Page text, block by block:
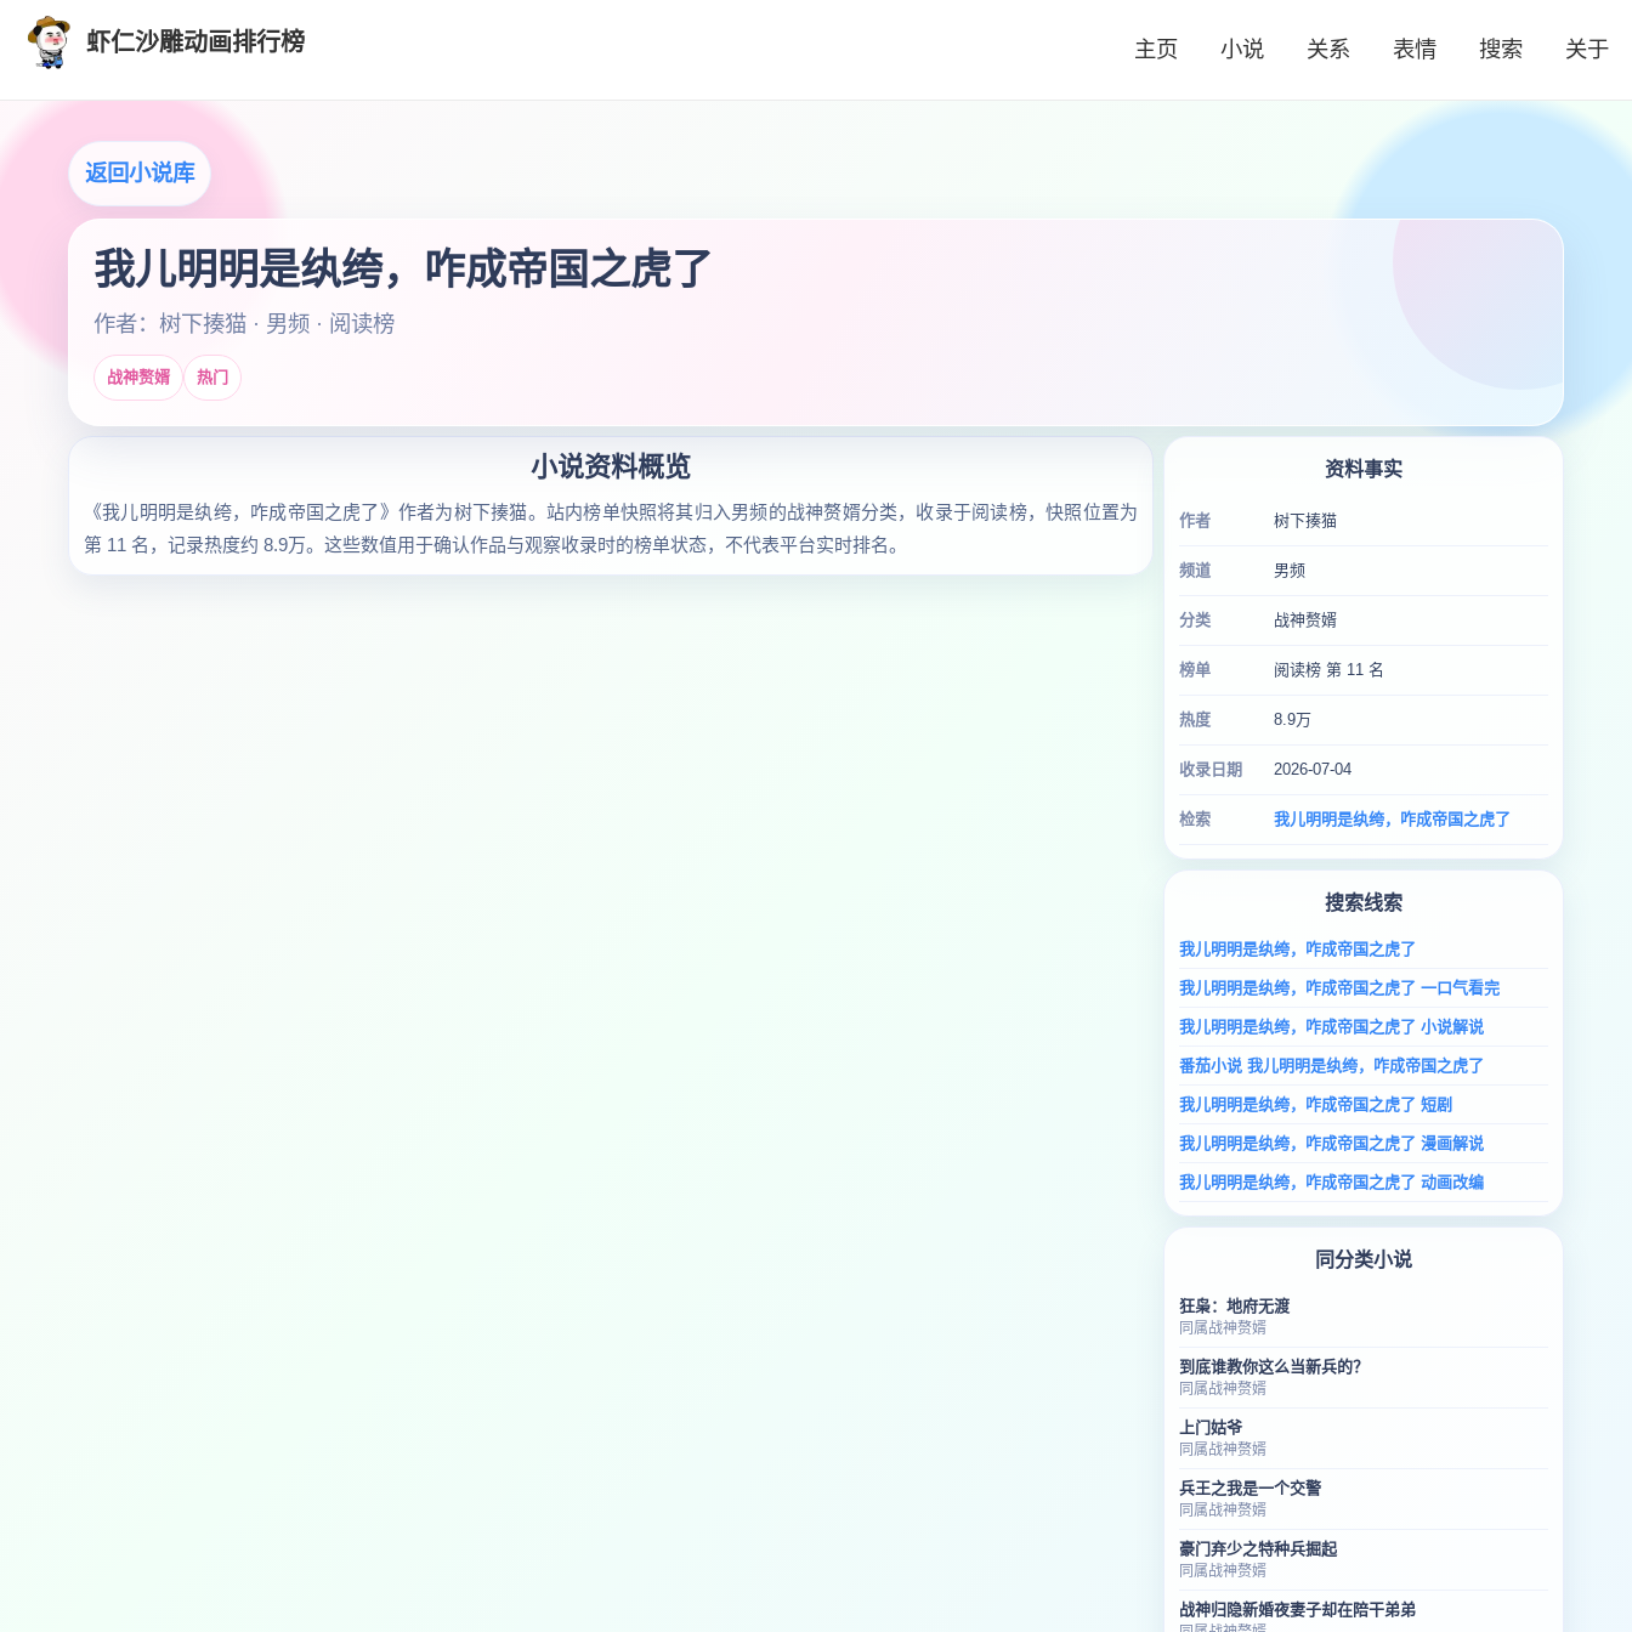
虾仁沙雕动画排行榜 主页 小说 关系 表情 搜索 关于
返回小说库
我儿明明是纨绔，咋成帝国之虎了
作者：树下揍猫 · 男频 · 阅读榜
战神赘婿 热门
小说资料概览
《我儿明明是纨绔，咋成帝国之虎了》作者为树下揍猫。站内榜单快照将其归入男频的战神赘婿分类，收录于阅读榜，快照位置为
第 11 名，记录热度约 8.9万。这些数值用于确认作品与观察收录时的榜单状态，不代表平台实时排名。
资料事实
作者 树下揍猫
频道 男频
分类 战神赘婿
榜单 阅读榜 第 11 名
热度 8.9万
收录日期 2026-07-04
检索 我儿明明是纨绔，咋成帝国之虎了
搜索线索
我儿明明是纨绔，咋成帝国之虎了
我儿明明是纨绔，咋成帝国之虎了 一口气看完
我儿明明是纨绔，咋成帝国之虎了 小说解说
番茄小说 我儿明明是纨绔，咋成帝国之虎了
我儿明明是纨绔，咋成帝国之虎了 短剧
我儿明明是纨绔，咋成帝国之虎了 漫画解说
我儿明明是纨绔，咋成帝国之虎了 动画改编
同分类小说
狂枭：地府无渡
同属战神赘婿
到底谁教你这么当新兵的？
同属战神赘婿
上门姑爷
同属战神赘婿
兵王之我是一个交警
同属战神赘婿
豪门弃少之特种兵掘起
同属战神赘婿
战神归隐新婚夜妻子却在陪干弟弟